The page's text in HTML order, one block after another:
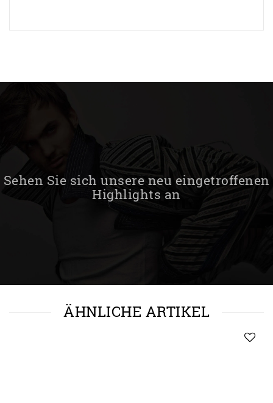
Sehen Sie sich unsere neu eingetroffenen
Highlights an
ÄHNLICHE ARTIKEL